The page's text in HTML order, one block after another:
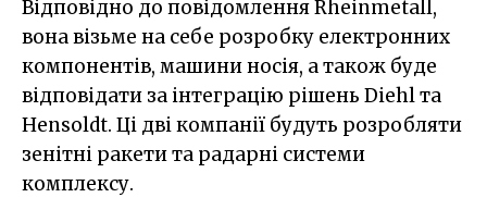
Відповідно до повідомлення Rheinmetall,
вона візьме на себе розробку електронних
компонентів, машини носія, а також буде
відповідати за інтеграцію рішень Diehl та
Hensoldt. Ці дві компанії будуть розробляти
зенітні ракети та радарні системи
комплексу.